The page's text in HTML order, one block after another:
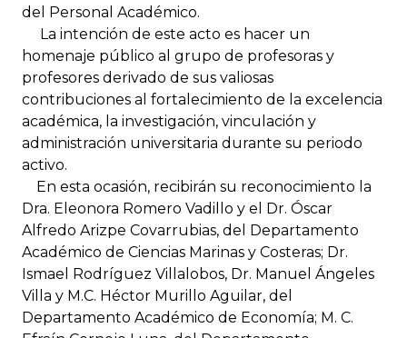
del Personal Académico.
La intención de este acto es hacer un
homenaje público al grupo de profesoras y
profesores derivado de sus valiosas
contribuciones al fortalecimiento de la excelencia
académica, la investigación, vinculación y
administración universitaria durante su periodo
activo.
En esta ocasión, recibirán su reconocimiento la
Dra. Eleonora Romero Vadillo y el Dr. Óscar
Alfredo Arizpe Covarrubias, del Departamento
Académico de Ciencias Marinas y Costeras; Dr.
Ismael Rodríguez Villalobos, Dr. Manuel Ángeles
Villa y M.C. Héctor Murillo Aguilar, del
Departamento Académico de Economía; M. C.